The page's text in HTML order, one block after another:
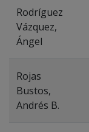
Rodríguez
Vázquez,
Ángel
Rojas
Bustos,
Andrés B.